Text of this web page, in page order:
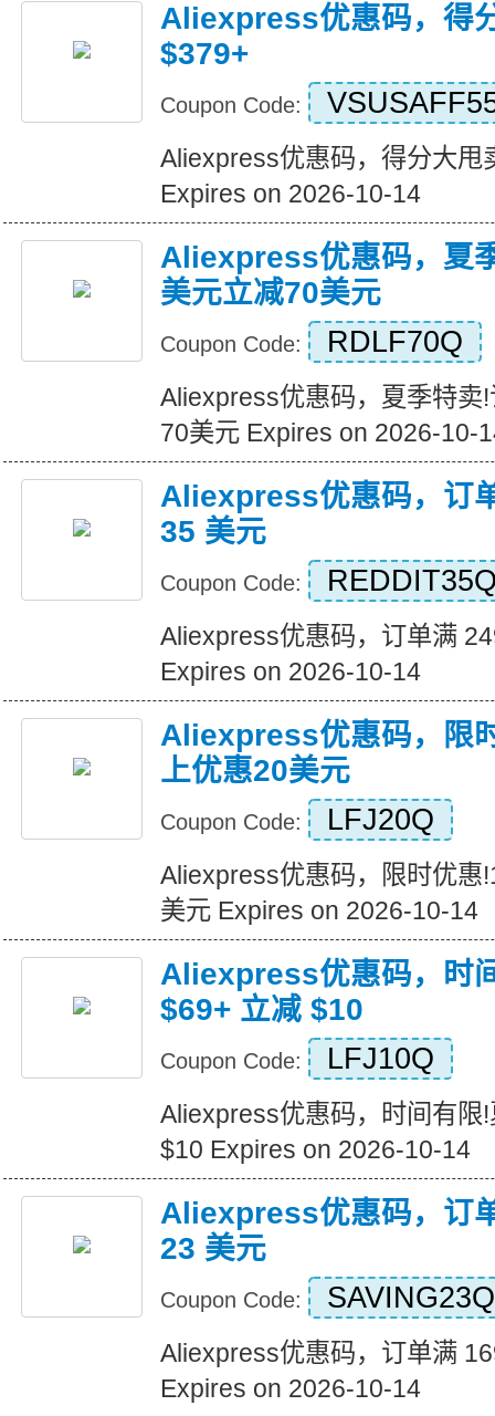
Aliexpress优惠码，得
$379+
Coupon Code:
Aliexpress优惠码，得分大甩
Expires on 2026-10-14
Aliexpress优惠码，夏
美元立减70美元
Coupon Code: RDLF70Q
Aliexpress优惠码，夏季特卖
70美元 Expires on 2026-10-
Aliexpress优惠码，订
35 美元
Coupon Code:
Aliexpress优惠码，订单满
Expires on 2026-10-14
Aliexpress优惠码，限
上优惠20美元
Coupon Code: LFJ20Q
Aliexpress优惠码，限时优惠
美元 Expires on 2026-10-14
Aliexpress优惠码，时
$69+ 立减 $10
Coupon Code: LFJ10Q
Aliexpress优惠码，时间有限
$10 Expires on 2026-10-14
Aliexpress优惠码，订
23 美元
Coupon Code: SAVING23Q
Aliexpress优惠码，订单满
Expires on 2026-10-14